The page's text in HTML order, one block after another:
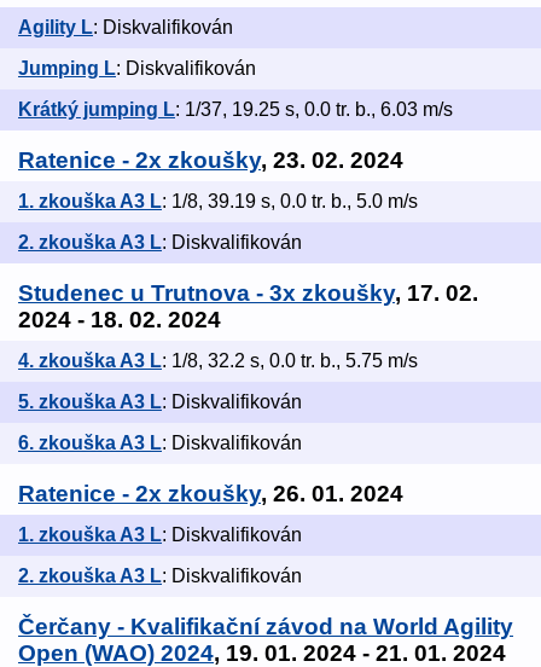
Agility L: Diskvalifikován
Jumping L: Diskvalifikován
Krátký jumping L: 1/37, 19.25 s, 0.0 tr. b., 6.03 m/s
Ratenice - 2x zkoušky, 23. 02. 2024
1. zkouška A3 L: 1/8, 39.19 s, 0.0 tr. b., 5.0 m/s
2. zkouška A3 L: Diskvalifikován
Studenec u Trutnova - 3x zkoušky, 17. 02.
2024 - 18. 02. 2024
4. zkouška A3 L: 1/8, 32.2 s, 0.0 tr. b., 5.75 m/s
5. zkouška A3 L: Diskvalifikován
6. zkouška A3 L: Diskvalifikován
Ratenice - 2x zkoušky, 26. 01. 2024
1. zkouška A3 L: Diskvalifikován
2. zkouška A3 L: Diskvalifikován
Čerčany - Kvalifikační závod na World Agility
Open (WAO) 2024, 19. 01. 2024 - 21. 01. 2024